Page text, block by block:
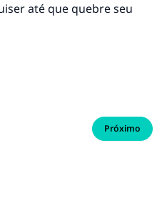
até que quebre seu
Próximo